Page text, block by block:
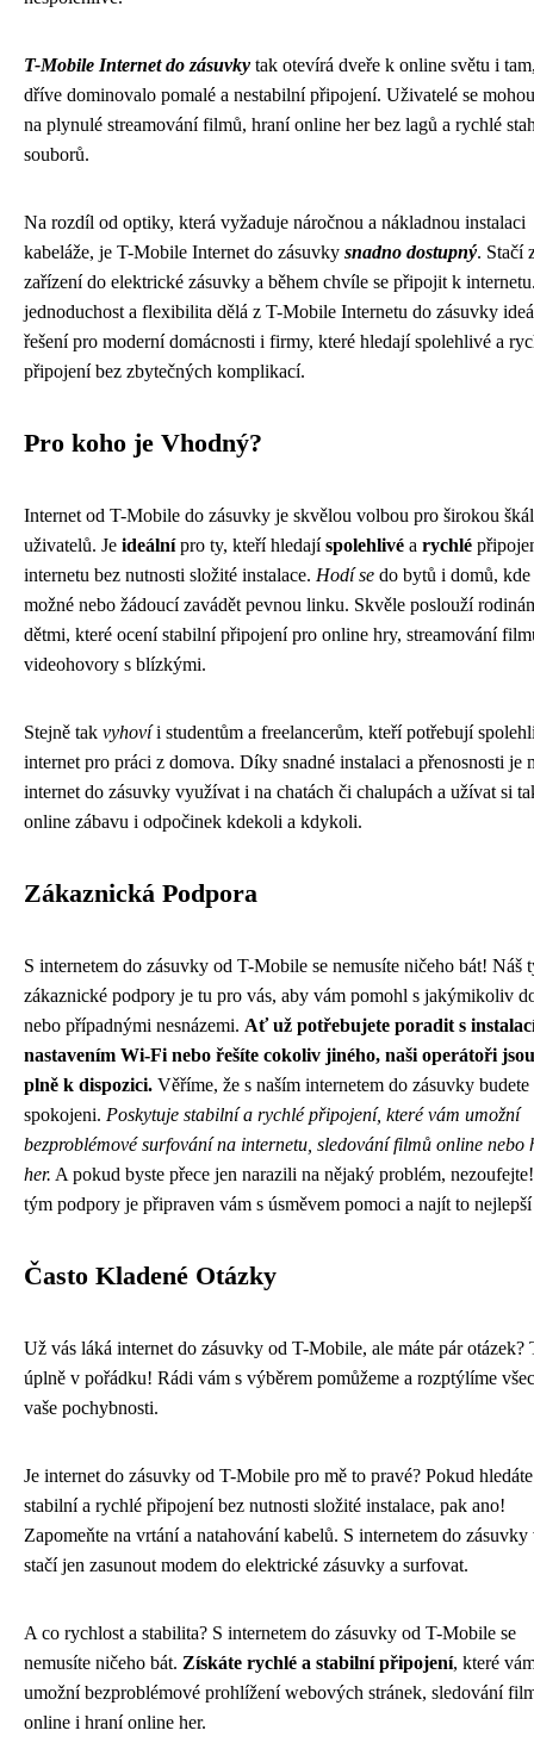
T-Mobile Internet do zásuvky tak otevírá dveře k online světu i
dříve dominovalo pomalé a nestabilní připojení. Uživatelé se
na plynulé streamování filmů, hraní online her bez lagů a rychlé
souborů.
Na rozdíl od optiky, která vyžaduje náročnou a nákladnou instalaci
kabeláže, je T-Mobile Internet do zásuvky snadno dostupný. Stačí
zařízení do elektrické zásuvky a během chvíle se připojit k
jednoduchost a flexibilita dělá z T-Mobile Internetu do zásuvky
řešení pro moderní domácnosti i firmy, které hledají spolehlivé a
připojení bez zbytečných komplikací.
Pro koho je Vhodný?
Internet od T-Mobile do zásuvky je skvělou volbou pro širokou
uživatelů. Je ideálnípro ty, kteří hledajíspolehlivé a rychlé
internetu bez nutnosti složité instalace. Hodí se do bytů i domů, kde
možné nebo žádoucí zavádět pevnou linku. Skvěle poslouží
dětmi, které ocení stabilní připojení pro online hry, streamování
videohovory s blízkými.
Stejně tak vyhovíi studentům a freelancerům, kteří potřebují
internet pro práci z domova. Díky snadné instalaci a přenosnosti je
internet do zásuvky využívat i na chatách či chalupách a užívat si
online zábavu i odpočinek kdekoli a kdykoli.
Zákaznická Podpora
S internetem do zásuvky od T-Mobile se nemusíte ničeho bát! Náš
zákaznické podpory je tu pro vás, aby vám pomohl s jakýmikoliv
nebo případnými nesnázemi. Ať už potřebujete poradit s
nastavením Wi-Fi nebo řešíte cokoliv jiného, naši operátoři
plně k dispozici. Věříme, že s naším internetem do zásuvky budete
spokojeni. Poskytuje stabilní a rychlé připojení, které vám umožní
bezproblémové surfování na internetu, sledování filmů online nebo
her. A pokud byste přece jen narazili na nějaký problém,
tým podpory je připraven vám s úsměvem pomoci a najít to nejlepší
Často Kladené Otázky
Už vás láká internet do zásuvky od T-Mobile, ale máte pár otázek?
úplně v pořádku! Rádi vám s výběrem pomůžeme a rozptýlíme
vaše pochybnosti.
Je internet do zásuvky od T-Mobile pro mě to pravé? Pokud hledáte
stabilní a rychlé připojení bez nutnosti složité instalace, pak ano!
Zapomeňte na vrtání a natahování kabelů. S internetem do zásuvky
stačí jen zasunout modem do elektrické zásuvky a surfovat.
A co rychlost a stabilita? S internetem do zásuvky od T-Mobile se
nemusíte ničeho bát. Získáte rychlé a stabilní připojení, které
umožní bezproblémové prohlížení webových stránek, sledování
online i hraní online her.